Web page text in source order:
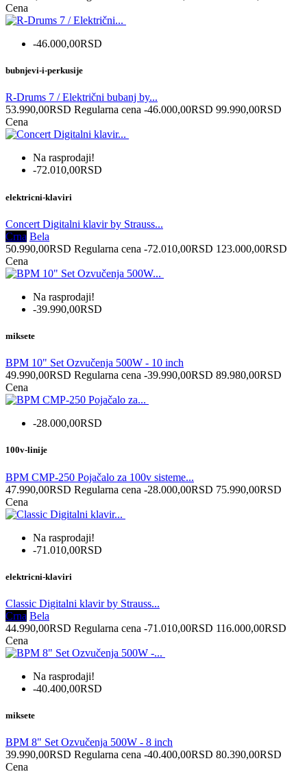
Cena
-46.000,00RSD
bubnjevi-i-perkusije
R-Drums 7 / Električni bubanj by...
53.990,00RSD Regularna cena -46.000,00RSD 99.990,00RSD
Cena
Na rasprodaji!
-72.010,00RSD
elektricni-klaviri
Concert Digitalni klavir by Strauss...
Crna Bela
50.990,00RSD Regularna cena -72.010,00RSD 123.000,00RSD
Cena
Na rasprodaji!
-39.990,00RSD
miksete
BPM 10" Set Ozvučenja 500W - 10 inch
49.990,00RSD Regularna cena -39.990,00RSD 89.980,00RSD
Cena
-28.000,00RSD
100v-linije
BPM CMP-250 Pojačalo za 100v sisteme...
47.990,00RSD Regularna cena -28.000,00RSD 75.990,00RSD
Cena
Na rasprodaji!
-71.010,00RSD
elektricni-klaviri
Classic Digitalni klavir by Strauss...
Crna Bela
44.990,00RSD Regularna cena -71.010,00RSD 116.000,00RSD
Cena
Na rasprodaji!
-40.400,00RSD
miksete
BPM 8" Set Ozvučenja 500W - 8 inch
39.990,00RSD Regularna cena -40.400,00RSD 80.390,00RSD
Cena